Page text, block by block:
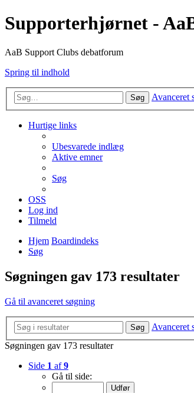
Supporterhjørnet -
AaB Support Clubs debatforum
Spring til indhold
Søg Avanceret
Hurtige links
Ubesvarede indlæg
Aktive emner
Søg
OSS
Log ind
Tilmeld
Hjem Boardindeks
Søg
Søgningen gav 173 resultater
Gå til avanceret søgning
Søg
Avanceret
Søgningen gav 173 resultater
Side 1 af9
Gå til side: